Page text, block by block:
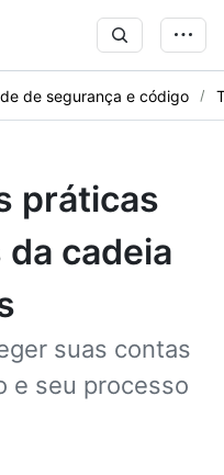
de segurança e código
práticas
cadeia
suas contas
e seu processo